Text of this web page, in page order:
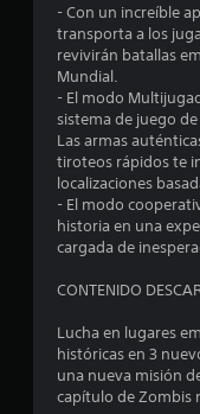
- Con un increíble
transporta a los
revivirán batallas
Mundial.
- El modo
sistema de juego
Las armas
tiroteos rápidos te
localizaciones
- El modo
historia en una
cargada de
CONTENIDO
Lucha en lugares
históricas en 3
una nueva misión
capítulo de Zombis